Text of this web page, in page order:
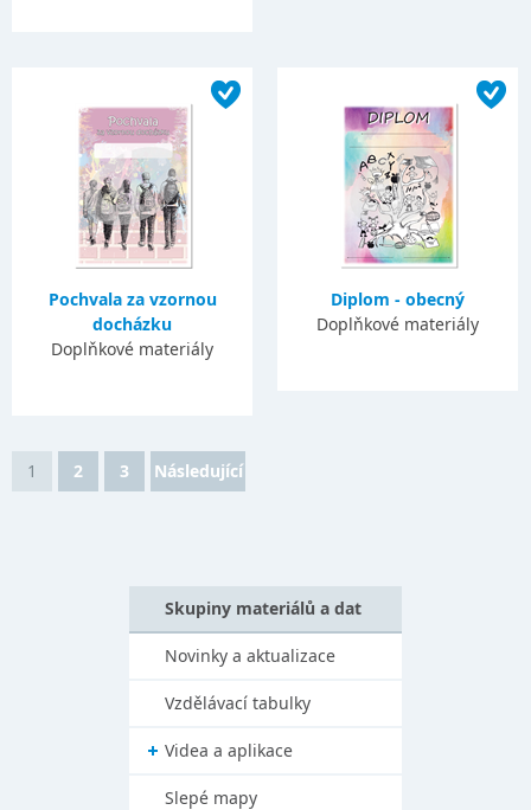
Pochvala za vzornou
docházku
Doplňkové materiály
Diplom - obecný
Doplňkové materiály
1 2 3 Následující
Skupiny materiálů a dat
Novinky a aktualizace
Vzdělávací tabulky
Videa a aplikace
Slepé mapy